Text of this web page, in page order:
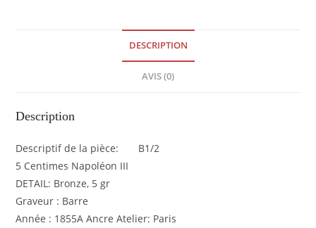
DESCRIPTION
AVIS (0)
Description
Descriptif de la pièce: B1/2
5 Centimes Napoléon III
DETAIL: Bronze, 5 gr
Graveur : Barre
Année : 1855A Ancre Atelier: Paris